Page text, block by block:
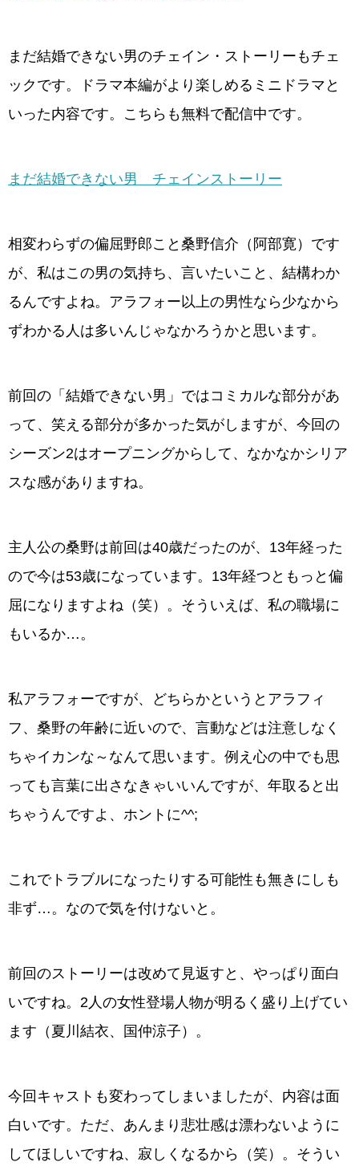
まだ結婚できない男のチェイン・ストーリーもチェ
ックです。ドラマ本編がより楽しめるミニドラマと
いった内容です。こちらも無料で配信中です。
まだ結婚できない男 チェインストーリー
相変わらずの偏屈野郎こと桑野信介（阿部寛）です
が、私はこの男の気持ち、言いたいこと、結構わか
るんですよね。アラフォー以上の男性なら少なから
ずわかる人は多いんじゃなかろうかと思います。
前回の「結婚できない男」ではコミカルな部分があ
って、笑える部分が多かった気がしますが、今回の
シーズン2はオープニングからして、なかなかシリア
スな感がありますね。
主人公の桑野は前回は40歳だったのが、13年経った
ので今は53歳になっています。13年経つともっと偏
屈になりますよね（笑）。そういえば、私の職場に
もいるか…。
私アラフォーですが、どちらかというとアラフィ
フ、桑野の年齢に近いので、言動などは注意しなく
ちゃイカンな～なんて思います。例え心の中でも思
っても言葉に出さなきゃいいんですが、年取ると出
ちゃうんですよ、ホントに^^;
これでトラブルになったりする可能性も無きにしも
非ず…。なので気を付けないと。
前回のストーリーは改めて見返すと、やっぱり面白
いですね。2人の女性登場人物が明るく盛り上げてい
ます（夏川結衣、国仲涼子）。
今回キャストも変わってしまいましたが、内容は面
白いです。ただ、あんまり悲壮感は漂わないように
してほしいですね、寂しくなるから（笑）。そうい